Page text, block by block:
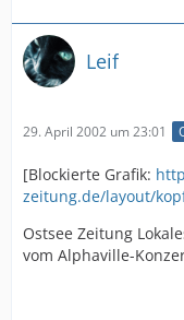
Leif
29. April 2002 um 23:01
[Blockierte Grafik:
zeitung.de/layout/
Ostsee Zeitung
vom Alphaville-